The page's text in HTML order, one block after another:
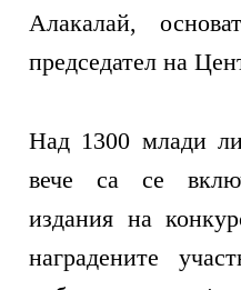
Алакалай,
председател на
Над 1300 млади
вече са се
издания на
наградените